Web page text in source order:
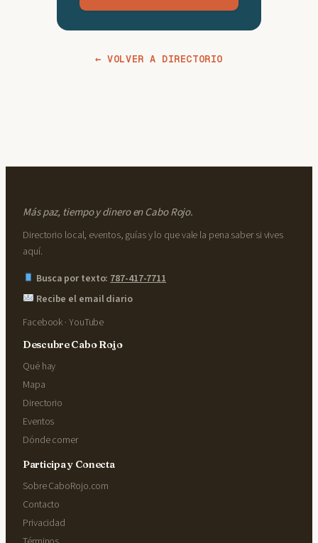
← VOLVER A DIRECTORIO
Más paz, tiempo y dinero en Cabo Rojo.
Directorio local, eventos, guías y lo que vale la pena saber si vives
aquí.
Busca por texto: 787-417-7711
Recibe el email diario
Facebook · YouTube
Descubre Cabo Rojo
Qué hay
Mapa
Directorio
Eventos
Dónde comer
Participa y Conecta
Sobre CaboRojo.com
Contacto
Privacidad